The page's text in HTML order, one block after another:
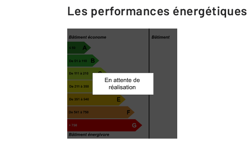
Les performances énergétiques